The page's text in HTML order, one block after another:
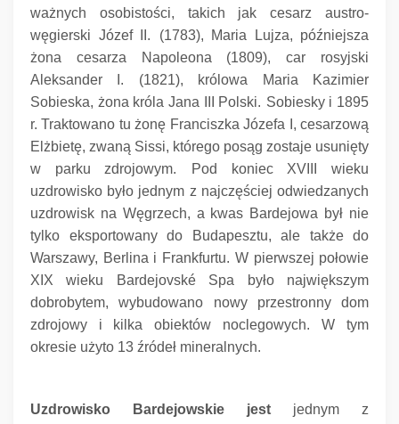
ważnych osobistości, takich jak cesarz austro-
węgierski Józef II.
(1783), Maria Lujza, późniejsza
żona cesarza Napoleona (1809), car rosyjski
Aleksander I. (1821), królowa Maria Kazimier
Sobieska, żona króla Jana III Polski. Sobiesky i 1895
r. Traktowano tu żonę Franciszka Józefa I, cesarzową
Elżbietę, zwaną Sissi, którego posąg zostaje usunięty
w parku zdrojowym.
Pod koniec XVIII wieku
uzdrowisko było jednym z najczęściej odwiedzanych
uzdrowisk na Węgrzech, a kwas Bardejowa był nie
tylko eksportowany do Budapesztu, ale także do
Warszawy, Berlina i Frankfurtu. W pierwszej połowie
XIX wieku Bardejovské Spa było największym
dobrobytem, ​​wybudowano nowy przestronny dom
zdrojowy i kilka obiektów noclegowych.
W tym
okresie użyto 13 źródeł mineralnych.
Uzdrowisko Bardejowskie jest jednym z